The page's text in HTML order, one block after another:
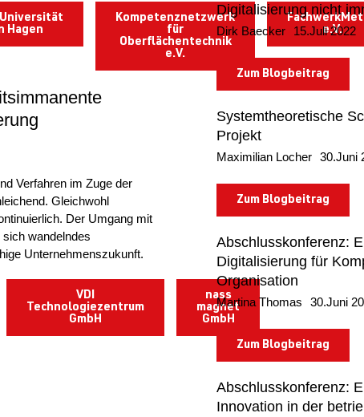
Hagen
Kompetenznetzwerk
für
Oberflächentechnik
e.V.
e.V.
Verfahren im Zuge der
Gleichwohl
Der Umgang mit
wandelndes
Unternehmenszukunft.
VDI
Technologiezentrum
GmbH
nass
magnet
GmbH
Digitalisierung nicht
Dirk Baecker 15.Juli 2022
Zum Blogbeitrag
Systemtheoretische
Projekt
Maximilian Locher 30.Juni
Zum Blogbeitrag
Abschlusskonferenz:
Digitalisierung für
Organisation
Martina Thomas 30.Juni
Zum Blogbeitrag
Abschlusskonferenz:
Innovation in der